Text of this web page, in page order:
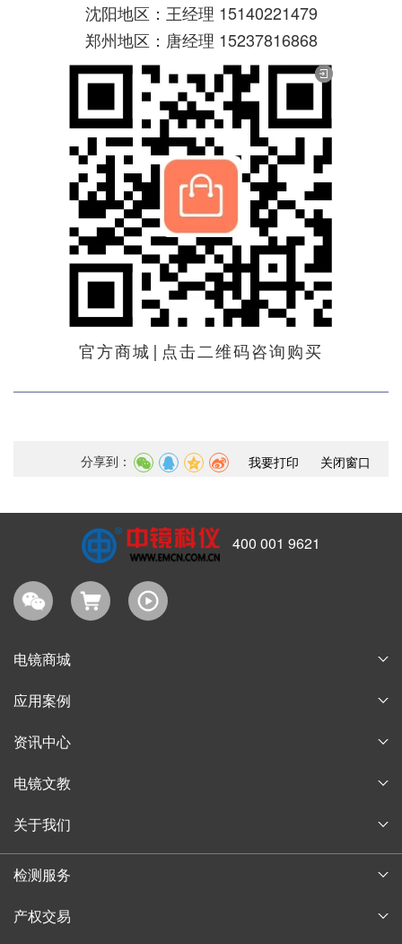
沈阳地区：王经理 15140221479
郑州地区：唐经理 15237816868
官方商城|点击二维码咨询购买
分享到： 我要打印 关闭窗口
400 001 9621
电镜商城
耗材商城
应用案例
论文案例
资讯中心
企业新闻
中镜讲堂
电镜文教
电子显微镜博物馆
电子显微镜教育
实验技术培训
关于我们
企业风采
检测服务
中科百测
产权交易